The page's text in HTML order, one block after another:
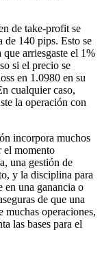
de take-profit se
de 140 pips. Esto se
arriesgaste el 1%
si el precio se
en 1.0980 en su
cualquier caso,
la operación con
incorpora muchos
el momento
una gestión de
y la disciplina para
en una ganancia o
de que una
muchas operaciones,
las bases para el